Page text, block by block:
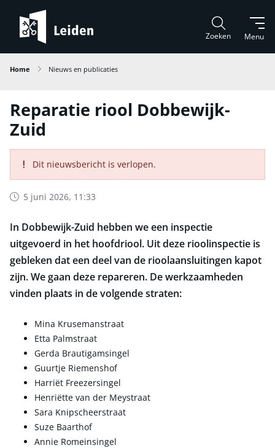
Menu
Zoeken
Home Nieuws en publicaties
Reparatie riool Dobbewijk-
Zuid
Dit nieuwsbericht is verlopen.
5 juni 2026, 11:33
In Dobbewijk-Zuid hebben we een inspectie
uitgevoerd in het hoofdriool. Uit deze rioolinspectie is
gebleken dat een deel van de rioolaansluitingen kapot
zijn. We gaan deze repareren. De werkzaamheden
vinden plaats in de volgende straten:
Mina Krusemanstraat
Etta Palmstraat
Gerda Brautigamsingel
Guurtje Riemenshof
Harriët Freezersingel
Henriëtte van der Meystraat
Sara Knipscheerstraat
Suze Baarthof
Annie Romeinsingel